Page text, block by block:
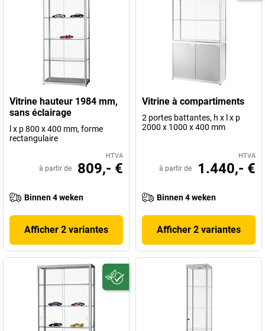
Vitrine hauteur 1984 mm,
sans éclairage
l x p 800 x 400 mm, forme
rectangulaire
HTVA
à partir de 809,- €
Binnen 4 weken
Afficher 2 variantes
Vitrine à compartiments
2 portes battantes, h x l x p
2000 x 1000 x 400 mm
HTVA
à partir de 1.440,- €
Binnen 4 weken
Afficher 2 variantes